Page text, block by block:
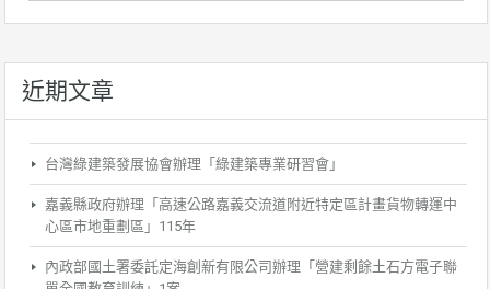
近期文章
台灣綠建築發展協會辦理「綠建築專業研習會」
嘉義縣政府辦理「高速公路嘉義交流道附近特定區計畫貨物轉運中
心區市地重劃區」115年
內政部國土署委託定海創新有限公司辦理「營建剩餘土石方電子聯